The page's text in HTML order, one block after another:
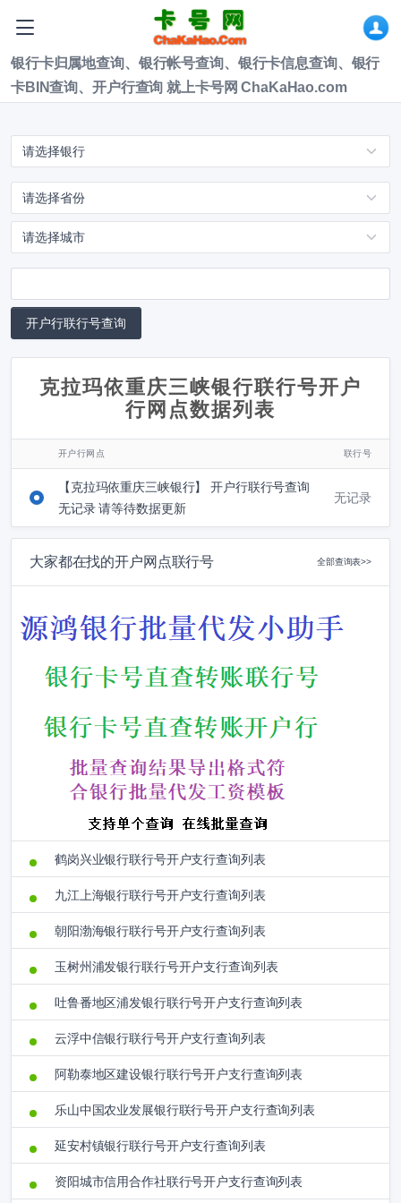
银行卡归属地查询、银行帐号查询、银行卡信息查询、银行
卡BIN查询、开户行查询 就上卡号网 ChaKaHao.com
克拉玛依重庆三峡银行联行号开户
行网点数据列表
开户行网点 联行号
【克拉玛依重庆三峡银行】 开户行联行号查询
无记录 请等待数据更新
无记录
大家都在找的开户网点联行号 全部查询表>>
鹤岗兴业银行联行号开户支行查询列表
九江上海银行联行号开户支行查询列表
朝阳渤海银行联行号开户支行查询列表
玉树州浦发银行联行号开户支行查询列表
吐鲁番地区浦发银行联行号开户支行查询列表
云浮中信银行联行号开户支行查询列表
阿勒泰地区建设银行联行号开户支行查询列表
乐山中国农业发展银行联行号开户支行查询列表
延安村镇银行联行号开户支行查询列表
资阳城市信用合作社联行号开户支行查询列表